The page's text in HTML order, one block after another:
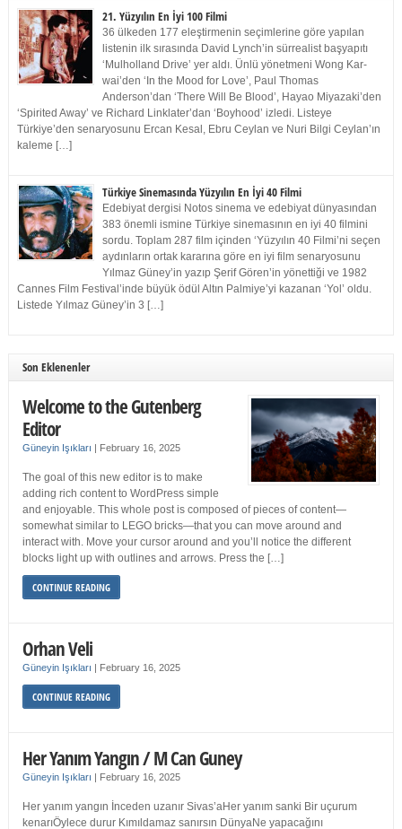
21. Yüzyılın En İyi 100 Filmi
36 ülkeden 177 eleştirmenin seçimlerine göre yapılan
listenin ilk sırasında David Lynch’in sürrealist başyapıtı
‘Mulholland Drive’ yer aldı. Ünlü yönetmeni Wong Kar-
wai’den ‘In the Mood for Love’, Paul Thomas
Anderson’dan ‘There Will Be Blood’, Hayao Miyazaki’den
‘Spirited Away’ ve Richard Linklater’dan ‘Boyhood’ izledi. Listeye
Türkiye’den senaryosunu Ercan Kesal, Ebru Ceylan ve Nuri Bilgi Ceylan’ın
kaleme […]
Türkiye Sinemasında Yüzyılın En İyi 40 Filmi
Edebiyat dergisi Notos sinema ve edebiyat dünyasından
383 önemli ismine Türkiye sinemasının en iyi 40 filmini
sordu. Toplam 287 film içinden ‘Yüzyılın 40 Filmi’ni seçen
aydınların ortak kararına göre en iyi film senaryosunu
Yılmaz Güney’in yazıp Şerif Gören’in yönettiği ve 1982
Cannes Film Festival’inde büyük ödül Altın Palmiye’yi kazanan ‘Yol’ oldu.
Listede Yılmaz Güney’in 3 […]
Son Eklenenler
Welcome to the Gutenberg
Editor
Güneyin Işıkları | February 16, 2025
The goal of this new editor is to make
adding rich content to WordPress simple
and enjoyable. This whole post is composed of pieces of content—
somewhat similar to LEGO bricks—that you can move around and
interact with. Move your cursor around and you’ll notice the different
blocks light up with outlines and arrows. Press the […]
CONTINUE READING
Orhan Veli
Güneyin Işıkları | February 16, 2025
CONTINUE READING
Her Yanım Yangın / M Can Guney
Güneyin Işıkları | February 16, 2025
Her yanım yangın İnceden uzanır Sivas’aHer yanım sanki Bir uçurum
kenarıÖylece durur Kımıldamaz sanırsın DünyaNe yapacağını